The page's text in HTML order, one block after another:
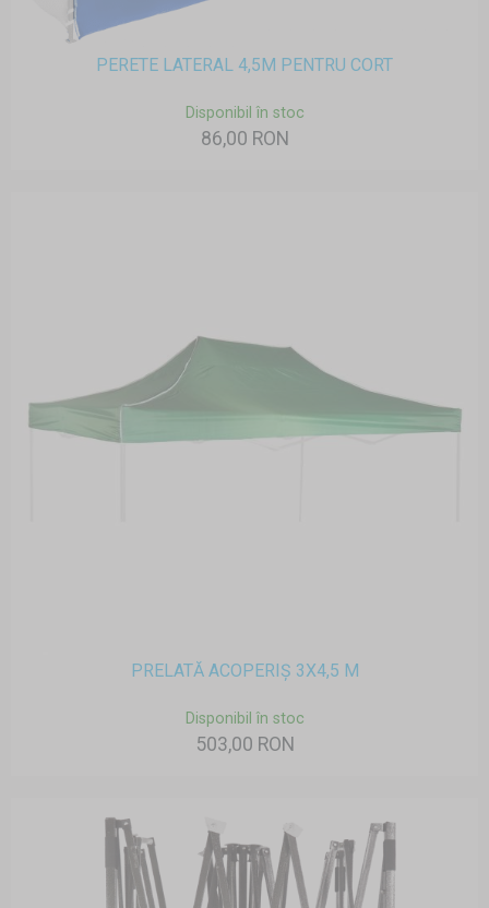
PERETE LATERAL 4,5M PENTRU CORT
Disponibil în stoc
86,00 RON
PRELATĂ ACOPERIȘ 3X4,5 M
Disponibil în stoc
503,00 RON